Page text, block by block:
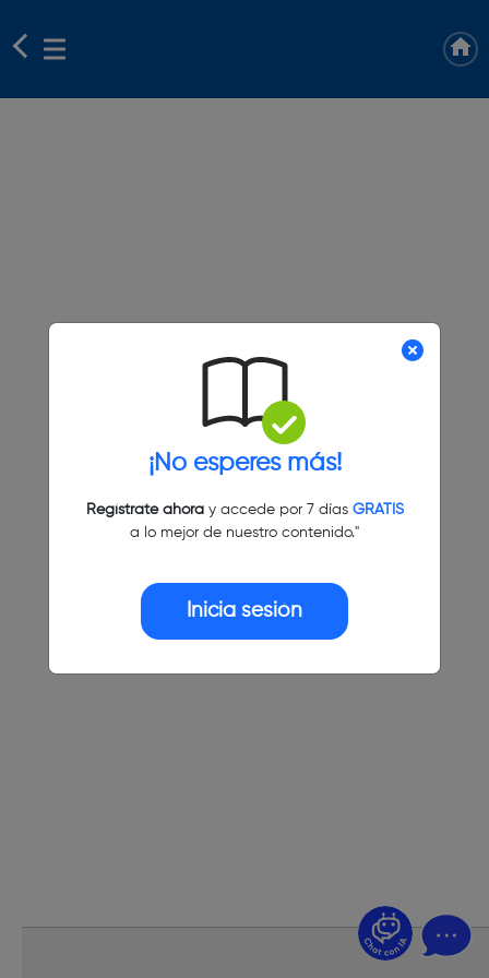
¡No esperes más!
Regístrate ahoray accede por 7 días GRATIS
a lo mejor de nuestro contenido."
Inicia sesión